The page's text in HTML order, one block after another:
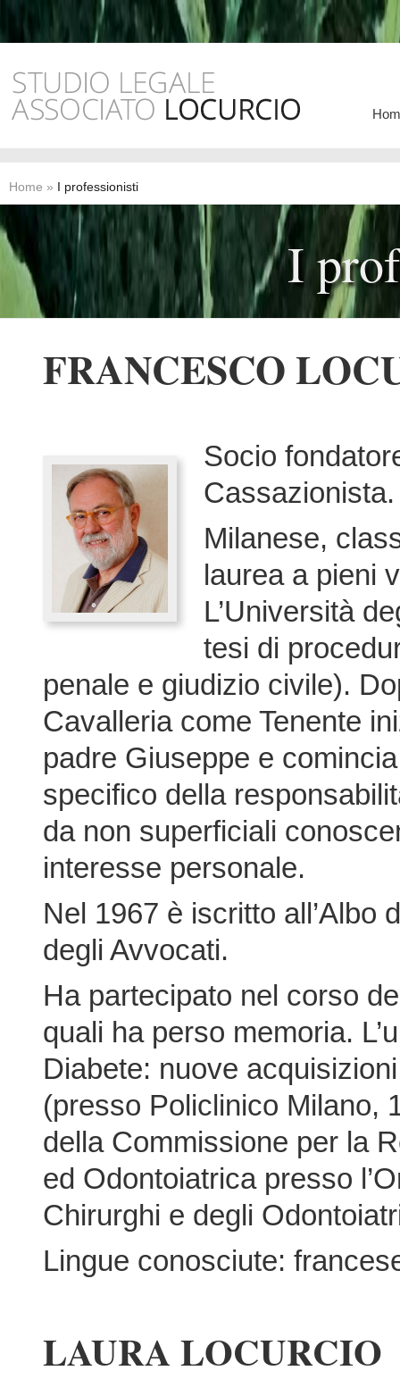
Home » I professionisti
I
FRANCESCO
Socio
Cassazionista.
Milanese,
laurea a pieni
L’Università
tesi di
penale e giudizio civile).
Cavalleria come Tenente
padre Giuseppe e
specifico della
da non superficiali
interesse personale.
Nel 1967 è iscritto all’Albo
degli Avvocati.
Ha partecipato nel corso
quali ha perso memoria.
Diabete: nuove
(presso Policlinico Milano,
della Commissione per la
ed Odontoiatrica presso
Chirurghi e degli
Lingue conosciute:
LAURA LOCURCIO